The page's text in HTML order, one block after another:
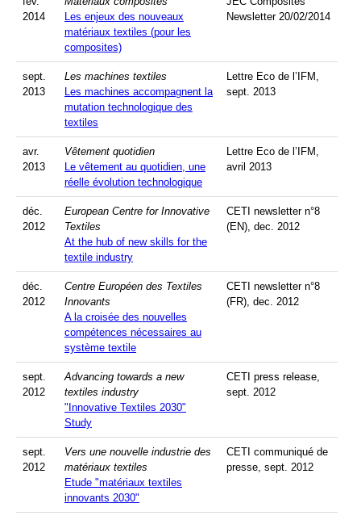
2014
Les enjeux des nouveaux
matériaux textiles (pour les
composites)
Newsletter 20/02/2014
sept.
2013
Les machines textiles
Les machines accompagnent la
mutation technologique des
textiles
Lettre Eco de l’IFM,
sept. 2013
avr.
2013
Vêtement quotidien
Le vêtement au quotidien, une
réelle évolution technologique
Lettre Eco de l’IFM,
avril 2013
déc.
2012
European Centre for Innovative
Textiles
At the hub of new skills for the
textile industry
CETI newsletter n°8
(EN), dec. 2012
déc.
2012
Centre Européen des Textiles
Innovants
A la croisée des nouvelles
compétences nécessaires au
système textile
CETI newsletter n°8
(FR), dec. 2012
sept.
2012
Advancing towards a new
textiles industry
"Innovative Textiles 2030"
Study
CETI press release,
sept. 2012
sept.
2012
Vers une nouvelle industrie des
matériaux textiles
Etude "matériaux textiles
innovants 2030"
CETI communiqué de
presse, sept. 2012